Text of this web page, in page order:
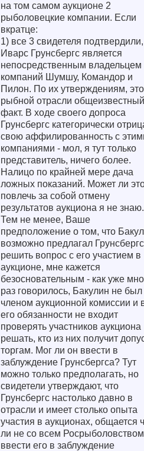
на том самом аукционе 2
рыболовецкие компании. Если
вкратце:
1) все 3 свидетеля
Иварс Грунсбергс является
непосредственным владельцем
компаний Шумшу, Командор и
Пилон. По их утверждениям,
рыбной отрасли общеизвестный
факт. В ходе своего допроса
Грунсбергс категорически
свою аффилированность с
компаниями - мол, я тут только
представитель, ничего более.
Налицо по крайней мере дача
ложных показаний. Может ли
повлечь за собой отмену
результатов аукциона я не знаю.
Тем не менее, Ваше
предположение о том, что
возможно предлагал
решить вопрос с его участием в
аукционе, мне кажется
безосновательным - как уже
раз говорилось, Бакулин не был
членом аукционной комиссии и
его обязанности не входит
проверять участников аукциона
решать, кто из них получит
торгам. Мог ли он ввести в
заблуждение Грунсбергса? Тут
можно только предполагать, но
свидетели утверждают, что
Грунсбергс настолько давно в
отрасли и имеет столько опыта
участия в аукционах, общается
ли не со всем
ввести его в заблуждение